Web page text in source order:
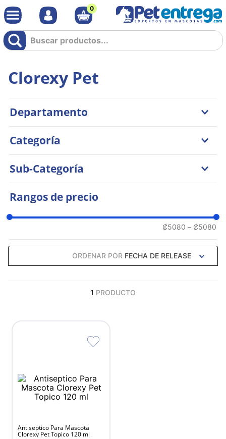
0
Buscar productos...
ORDENAR POR FECHA DE RELEASE
Departamento
Gatos
Categoría
Sub-Categoría
Rangos de precio
₡5080 – ₡5080
Clorexy Pet
1 PRODUCTO
Antiseptico Para Mascota
Clorexy Pet Topico 120 ml